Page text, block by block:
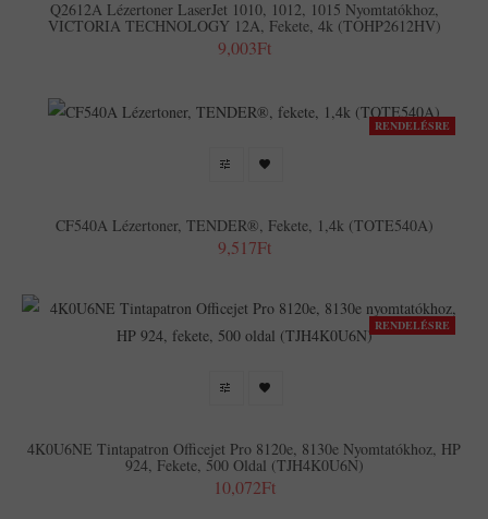
Q2612A Lézertoner LaserJet 1010, 1012, 1015 Nyomtatókhoz,
VICTORIA TECHNOLOGY 12A, Fekete, 4k (TOHP2612HV)
9,003Ft
RENDELÉSRE
CF540A Lézertoner, TENDER®, Fekete, 1,4k (TOTE540A)
9,517Ft
RENDELÉSRE
4K0U6NE Tintapatron Officejet Pro 8120e, 8130e Nyomtatókhoz, HP
924, Fekete, 500 Oldal (TJH4K0U6N)
10,072Ft